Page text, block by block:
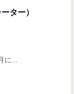
ター）
...